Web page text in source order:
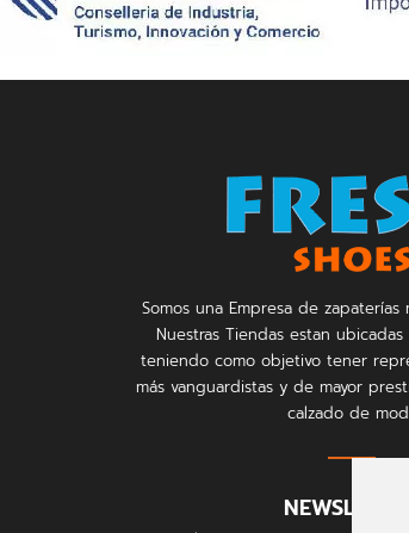
Somos una Empresa de
Nuestras Tiendas estan
teniendo como objetivo tener
más vanguardistas y de mayor
calzado de
NEWSLETTER